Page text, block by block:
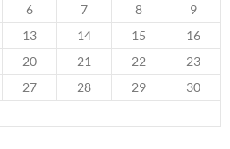
6 7 8
9
13 14 15
16
20 21 22
23
27 28 29
30